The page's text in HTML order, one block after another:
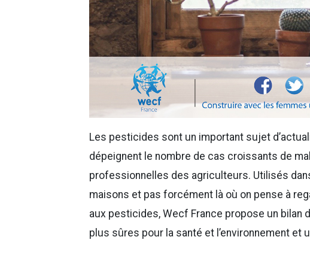
Les pesticides sont un important sujet
dépeignent le nombre de cas croissants de
professionnelles des agriculteurs. Utilisés
maisons et pas forcément là où on pense à
aux pesticides, Wecf France propose un
plus sûres pour la santé et l’environnement et